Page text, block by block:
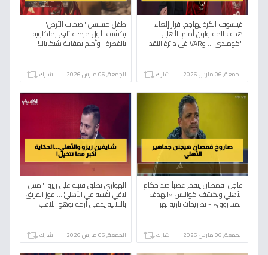
فيلسوف الكرة يهاجم: قرار إلغاء
هدف المقاولون أمام الأهلي
"كوميدي"... وVAR في دائرة النقد!
الجمعة, 06 مارس 2026 شارك
طفل مسلسل "صحاب الأرض"
يكشف لأول مرة: عائلتي زملكاوية
بالفطرة.. وأحلم بمقابلة شيكابالا!
الجمعة, 06 مارس 2026 شارك
عاجل: قمصان ينفجر غضباً ضد حكام
الأهلي ويكشف كواليس «الهدف
المسروق» - تصريحات نارية تهز
الجمعة, 06 مارس 2026 شارك
الهواري يطلق قنبلة على زيزو: "مش
لاقي نفسه في الأهلي"... فوز الفريق
بالثلاثية يخفي أزمة توهج اللاعب
الجمعة, 06 مارس 2026 شارك